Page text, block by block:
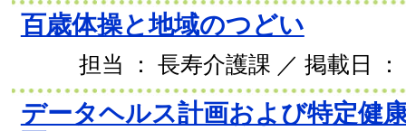
百歳体操と地域のつどい
担当 ： 長寿介護課 ／ 掲載日 ：
データヘルス計画および特定健